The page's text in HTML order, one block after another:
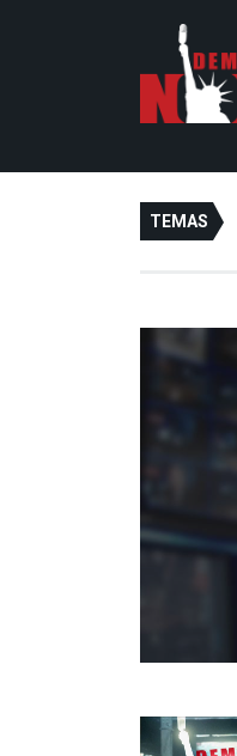
TEMAS